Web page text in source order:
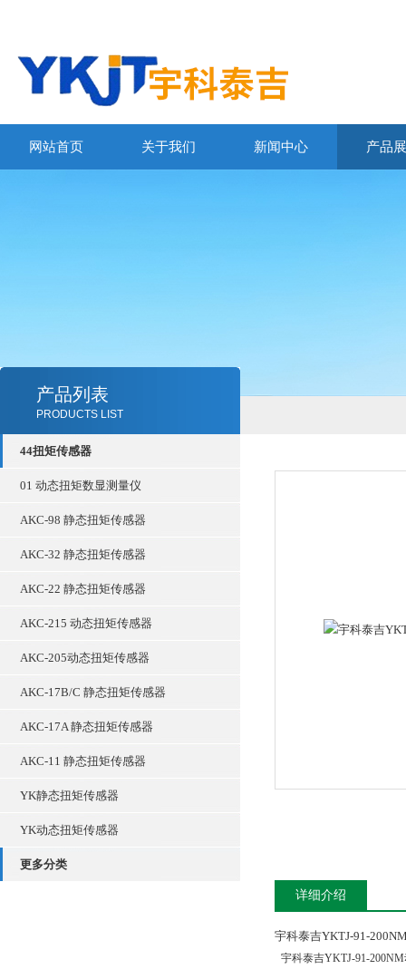
网站首页 关于我们 新闻中心 产品
产品列表
PRODUCTS LIST
44扭矩传感器
01 动态扭矩数显测量仪
AKC-98 静态扭矩传感器
AKC-32 静态扭矩传感器
AKC-22 静态扭矩传感器
AKC-215 动态扭矩传感器
AKC-205动态扭矩传感器
AKC-17B/C 静态扭矩传感器
AKC-17A 静态扭矩传感器
AKC-11 静态扭矩传感器
YK静态扭矩传感器
YK动态扭矩传感器
更多分类
详细介绍
宇科泰吉YKTJ-91-
宇科泰吉YKTJ-91-